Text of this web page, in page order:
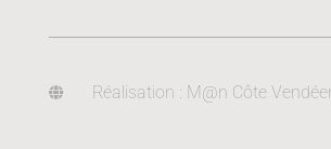
Réalisation : M@n Côte